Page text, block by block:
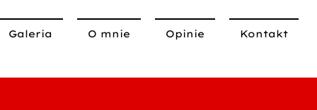
Galeria O mnie Opinie Kontakt